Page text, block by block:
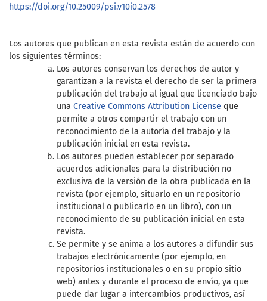
https://doi.org/10.25009/psi.v10i0.2578
Los autores que publican en esta revista están de acuerdo con
los siguientes términos:
Los autores conservan los derechos de autor y
garantizan a la revista el derecho de ser la primera
publicación del trabajo al igual que licenciado bajo
una Creative Commons Attribution License que
permite a otros compartir el trabajo con un
reconocimiento de la autoría del trabajo y la
publicación inicial en esta revista.
Los autores pueden establecer por separado
acuerdos adicionales para la distribución no
exclusiva de la versión de la obra publicada en la
revista (por ejemplo, situarlo en un repositorio
institucional o publicarlo en un libro), con un
reconocimiento de su publicación inicial en esta
revista.
Se permite y se anima a los autores a difundir sus
trabajos electrónicamente (por ejemplo, en
repositorios institucionales o en su propio sitio
web) antes y durante el proceso de envío, ya que
puede dar lugar a intercambios productivos, así